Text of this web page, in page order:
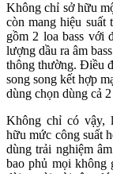
Không chỉ sở hữu
còn mang hiệu suất
gồm 2 loa bass với
lượng dầu ra âm
thông thường. Điều
song song kết hợp
dùng chọn dùng cả
Không chỉ có vậy,
hữu mức công suất
dùng trải nghiệm
bao phủ mọi không